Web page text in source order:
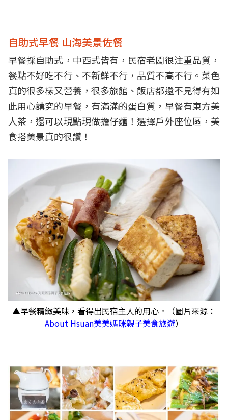
自助式早餐 山海美景佐餐
早餐採自助式，中西式皆有，民宿老闆很注重品質，
餐點不好吃不行、不新鮮不行，品質不高不行。菜色
真的很多樣又營養，很多旅館、飯店都還不見得有如
此用心講究的早餐，有滿滿的蛋白質，早餐有東方美
人茶，還可以現點現做擔仔麵！選擇戶外座位區，美
食搭美景真的很讚！
▲早餐精緻美味，看得出民宿主人的用心。（圖片來源：
About Hsuan美美媽咪親子美食旅遊）